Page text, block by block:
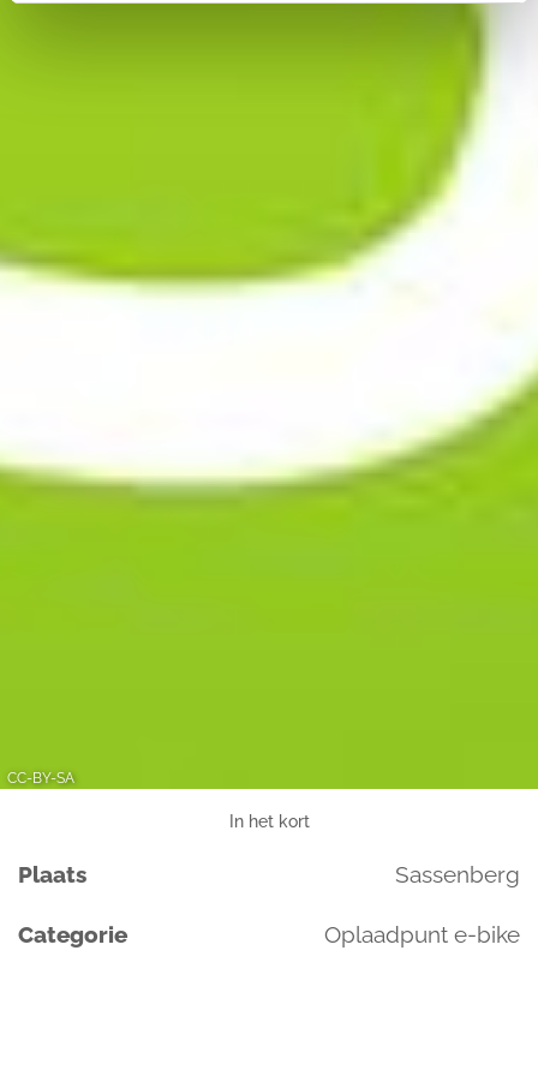
op "Selectie handmatig instellen", stemt u er ook mee in
VS zijn door het Europees Hof van Justitie beoordeeld
gegevensbescherming volgens EU-normen. In het
bijzonder bestaat het risico dat uw gegevens door de
Amerikaanse autoriteiten worden verwerkt voor controle-
en toezichtdoeleinden, mogelijk ook zonder enig
rechtsmiddel. Indien u op "Selectie handmatig instellen"
We geven u hier graag meer gedetailleerde informatie:
Privacybeleid
CC-BY-SA
In het kort
Plaats Sassenberg
Categorie Oplaadpunt e-bike